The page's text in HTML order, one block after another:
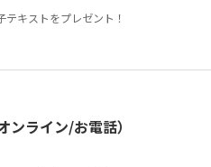
キストをプレゼント！
オンライン/お電話）